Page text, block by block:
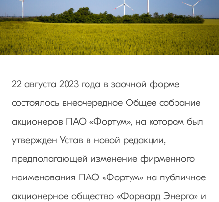
22 августа 2023 года в заочной форме
состоялось внеочередное Общее собрание
акционеров ПАО «Фортум», на котором был
утвержден Устав в новой редакции,
предполагающей изменение фирменного
наименования ПАО «Фортум» на публичное
акционерное общество «Форвард Энерго» и